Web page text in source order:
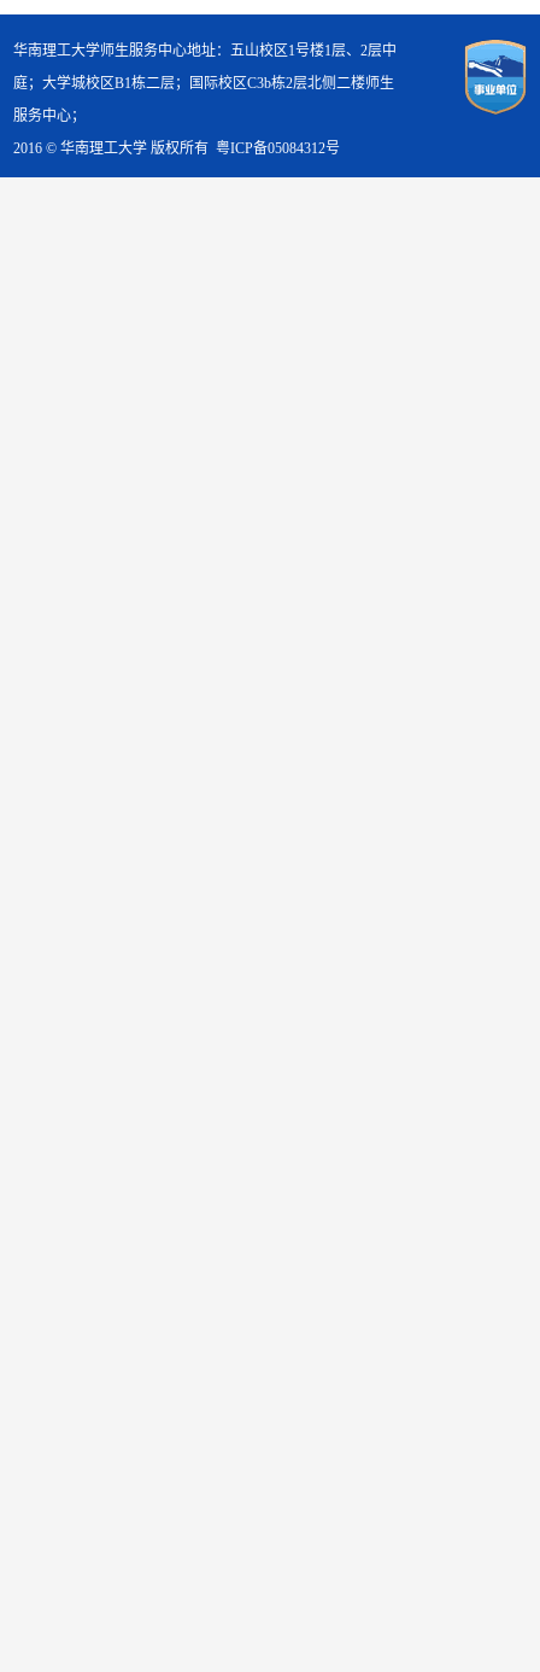
华南理工大学师生服务中心地址：五山校区1号楼1层、2层中
庭；大学城校区B1栋二层；国际校区C3b栋2层北侧二楼师生
服务中心；
2016 © 华南理工大学 版权所有粤ICP备05084312号